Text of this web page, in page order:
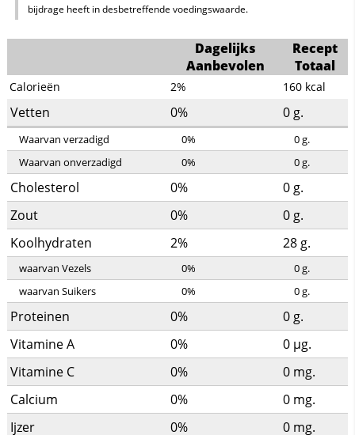
bijdrage heeft in desbetreffende voedingswaarde.
Dagelijks
Aanbevolen
Recept
Totaal
Calorieën 2% 160 kcal
Vetten 0% 0 g.
Waarvan verzadigd 0% 0g.
Waarvan onverzadigd
0% 0g.
Cholesterol 0% 0 g.
Zout
0% 0 g.
Koolhydraten
2% 28 g.
waarvan Vezels 0% 0g.
waarvan Suikers
0% 0g.
Proteinen 0% 0 g.
Vitamine A
0% 0 µg.
Vitamine C
0% 0 mg.
Calcium
0% 0 mg.
Ijzer
0% 0 mg.